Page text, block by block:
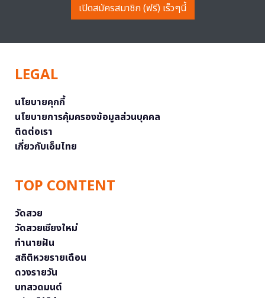
เปิดสมัครสมาชิก (ฟรี) เร็วๆนี้
LEGAL
นโยบายคุกกี้
นโยบายการคุ้มครองข้อมูลส่วนบุคคล
ติดต่อเรา
เกี่ยวกับเอ็มไทย
TOP CONTENT
วัดสวย
วัดสวยเชียงใหม่
ทำนายฝัน
สถิติหวยรายเดือน
ดวงรายวัน
บทสวดมนต์